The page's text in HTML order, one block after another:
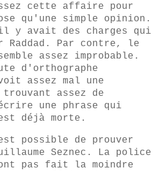
cette affaire pour
qu'une simple opinion.
y avait des charges qui
Raddad. Par contre, le
assez improbable.
d'orthographe
assez mal une
trouvant assez de
une phrase qui
déjà morte.
possible de prouver
Seznec. La police
pas fait la moindre